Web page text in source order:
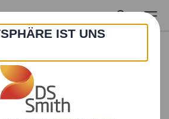
Dualen
Ausland